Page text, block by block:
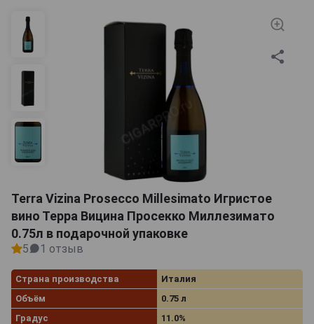
Terra Vizina Prosecco Millesimato Игристое
вино Терра Вицина Просекко Миллезимато
0.75л в подарочной упаковке
5 1 отзыв
Страна производства
Италия
Объём
0.75 л
Градус
11.0%